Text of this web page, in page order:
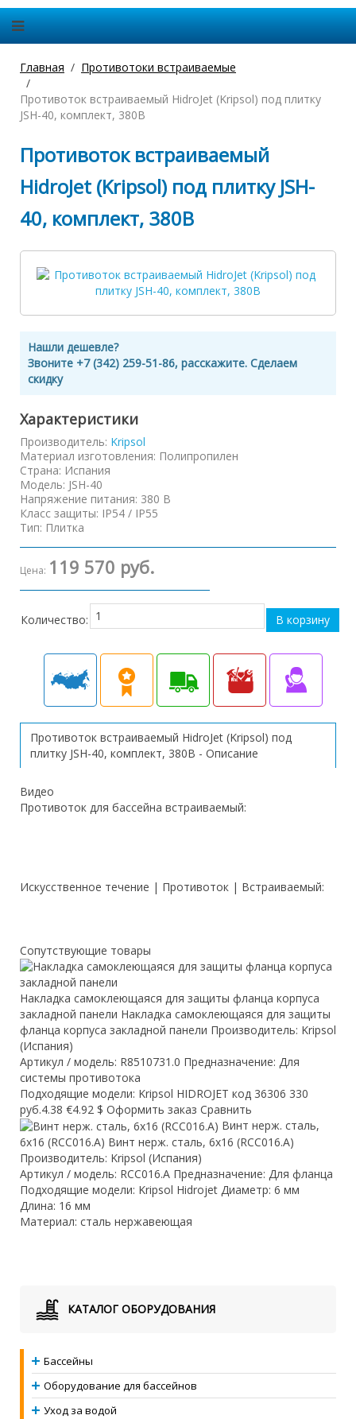
Главная Противотоки встраиваемые
Противоток встраиваемый HidroJet (Kripsol) под плитку
JSH-40, комплект, 380В
Противоток встраиваемый
HidroJet (Kripsol) под плитку JSH-
40, комплект, 380В
Нашли дешевле?
Звоните +7 (342) 259-51-86, расскажите. Сделаем
скидку
Характеристики
Производитель: Kripsol
Материал изготовления: Полипропилен
Страна: Испания
Модель: JSH-40
Напряжение питания: 380 В
Класс защиты: IP54 / IP55
Тип: Плитка
Цена: 119 570 руб.
Количество:
Противоток встраиваемый HidroJet (Kripsol) под
плитку JSH-40, комплект, 380В - Описание
Видео
Противоток для бассейна встраиваемый:
Искусственное течение | Противоток | Встраиваемый:
Сопутствующие товары
Накладка самоклеющаяся для защиты фланца корпуса
закладной панели Накладка самоклеющаяся для защиты
фланца корпуса закладной панели Производитель: Kripsol
(Испания)
Артикул / модель: R8510731.0 Предназначение: Для
системы противотока
Подходящие модели: Kripsol HIDROJET код 36306 330
руб.4.38 €4.92 $ Оформить заказ Сравнить
Винт нерж. сталь,
6х16 (RCC016.A) Винт нерж. сталь, 6х16 (RCC016.A)
Производитель: Kripsol (Испания)
Артикул / модель: RCC016.A Предназначение: Для фланца
Подходящие модели: Kripsol Hidrojet Диаметр: 6 мм
Длина: 16 мм
Материал: сталь нержавеющая
КАТАЛОГ ОБОРУДОВАНИЯ
Бассейны
Оборудование для бассейнов
Уход за водой